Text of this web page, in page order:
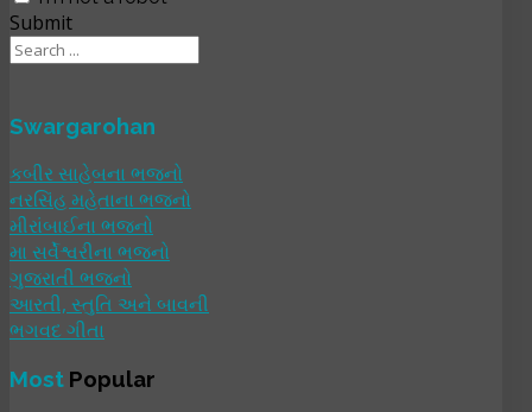
Submit
Swargarohan
કબીર સાહેબના ભજનો
નરસિંહ મહેતાના ભજનો
મીરાંબાઈના ભજનો
મા સર્વેશ્વરીના ભજનો
ગુજરાતી ભજનો
આરતી, સ્તુતિ અને બાવની
ભગવદ ગીતા
Most Popular